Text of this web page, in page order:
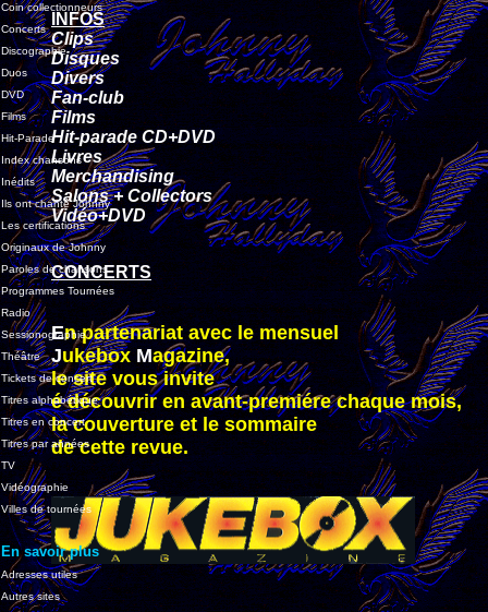
Coin collectionneurs
Concerts
Discographie
Duos
DVD
Films
Hit-Parade
Index chansons
Inédits
Ils ont chanté Johnny
Les certifications
Originaux de Johnny
Paroles de chansons
Programmes Tournées
Radio
Sessionographie
Théâtre
Tickets de concert
Titres alphabétique
Titres en concert
Titres par années
TV
Vidéographie
Villes de tournées
En savoir plus
Adresses utiles
Autres sites
INFOS
Clips
Disques
Divers
Fan-club
Films
Hit-parade CD+DVD
Livres
Merchandising
Salons + Collectors
Vidéo+DVD
CONCERTS
En partenariat avec le mensuel
Jukebox Magazine,
le site vous invite
é découvrir en avant-premiére chaque mois,
la couverture et le sommaire
de cette revue.